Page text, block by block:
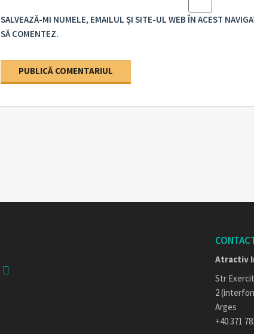
SALVEAZĂ-MI NUMELE, EMAILUL ȘI SITE-UL WEB ÎN ACEST
SĂ COMENTEZ.
Atractiv
Str
2
Arges
+40 371